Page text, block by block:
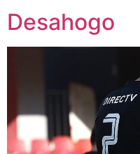
Desahogo